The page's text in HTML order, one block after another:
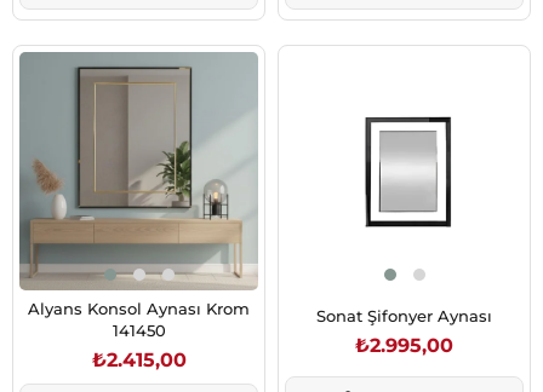
Alyans Konsol Aynası Krom
141450
₺2.415,00
Sonat Şifonyer Aynası
₺2.995,00